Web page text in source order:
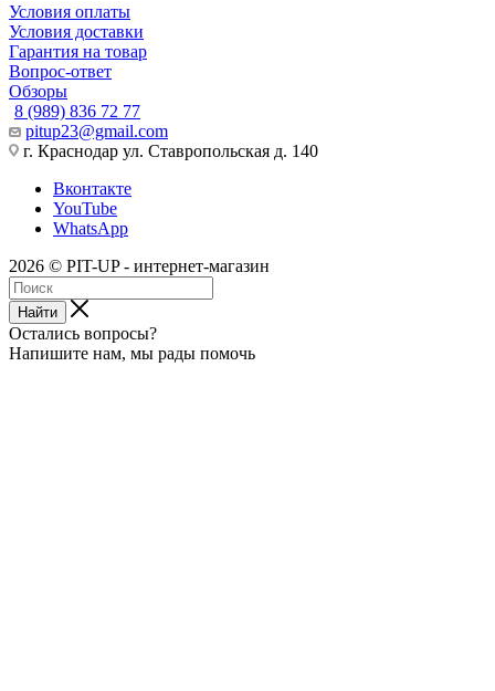
Условия оплаты
Условия доставки
Гарантия на товар
Вопрос-ответ
Обзоры
8 (989) 836 72 77
pitup23@gmail.com
г. Краснодар ул. Ставропольская д. 140
Вконтакте
YouTube
WhatsApp
2026 © PIT-UP - интернет-магазин
Найти
Остались вопросы?
Напишите нам, мы рады помочь